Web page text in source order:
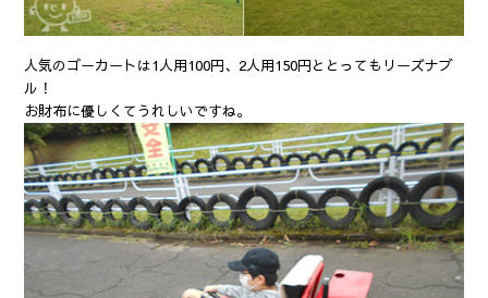
人気のゴーカートは1人用100円、2人用150円ととってもリーズナブ
ル！
お財布に優しくてうれしいですね。